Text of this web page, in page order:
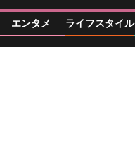
エンタメ ライフスタイル